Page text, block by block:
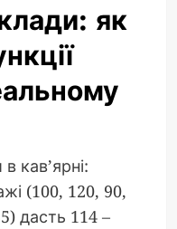
як
кав’ярні:
(100, 120, 90,
дасть 114 –